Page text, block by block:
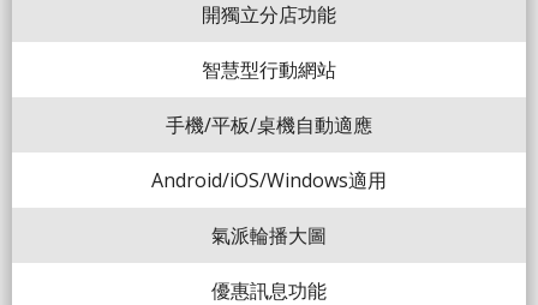
開獨立分店功能
智慧型行動網站
手機/平板/桌機自動適應
Android/iOS/Windows適用
氣派輪播大圖
優惠訊息功能